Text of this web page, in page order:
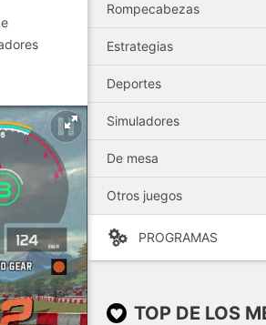
Rompecabezas
Estrategias
Deportes
Simuladores
De mesa
Otros juegos
PROGRAMAS
TOP DE LOS